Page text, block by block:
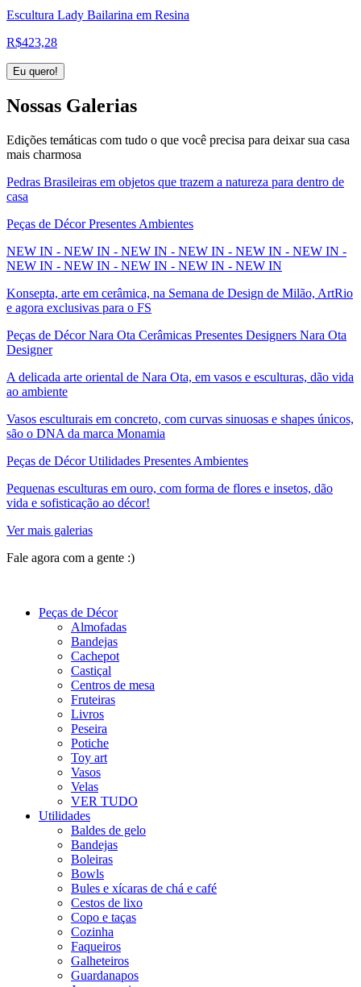
Escultura Lady Bailarina em Resina
R$423,28
Eu quero!
Nossas Galerias
Edições temáticas com tudo o que você precisa para deixar sua casa
mais charmosa
Pedras Brasileiras em objetos que trazem a natureza para dentro de
casa
Peças de Décor Presentes Ambientes
NEW IN - NEW IN - NEW IN - NEW IN - NEW IN - NEW IN -
NEW IN - NEW IN - NEW IN - NEW IN - NEW IN
Konsepta, arte em cerâmica, na Semana de Design de Milão, ArtRio
e agora exclusivas para o FS
Peças de Décor Nara Ota Cerâmicas Presentes Designers Nara Ota
Designer
A delicada arte oriental de Nara Ota, em vasos e esculturas, dão vida
ao ambiente
Vasos esculturais em concreto, com curvas sinuosas e shapes únicos,
são o DNA da marca Monamia
Peças de Décor Utilidades Presentes Ambientes
Pequenas esculturas em ouro, com forma de flores e insetos, dão
vida e sofisticação ao décor!
Ver mais galerias
Fale agora com a gente :)
Peças de Décor
Almofadas
Bandejas
Cachepot
Castiçal
Centros de mesa
Fruteiras
Livros
Peseira
Potiche
Toy art
Vasos
Velas
VER TUDO
Utilidades
Baldes de gelo
Bandejas
Boleiras
Bowls
Bules e xícaras de chá e café
Cestos de lixo
Copo e taças
Cozinha
Faqueiros
Galheteiros
Guardanapos